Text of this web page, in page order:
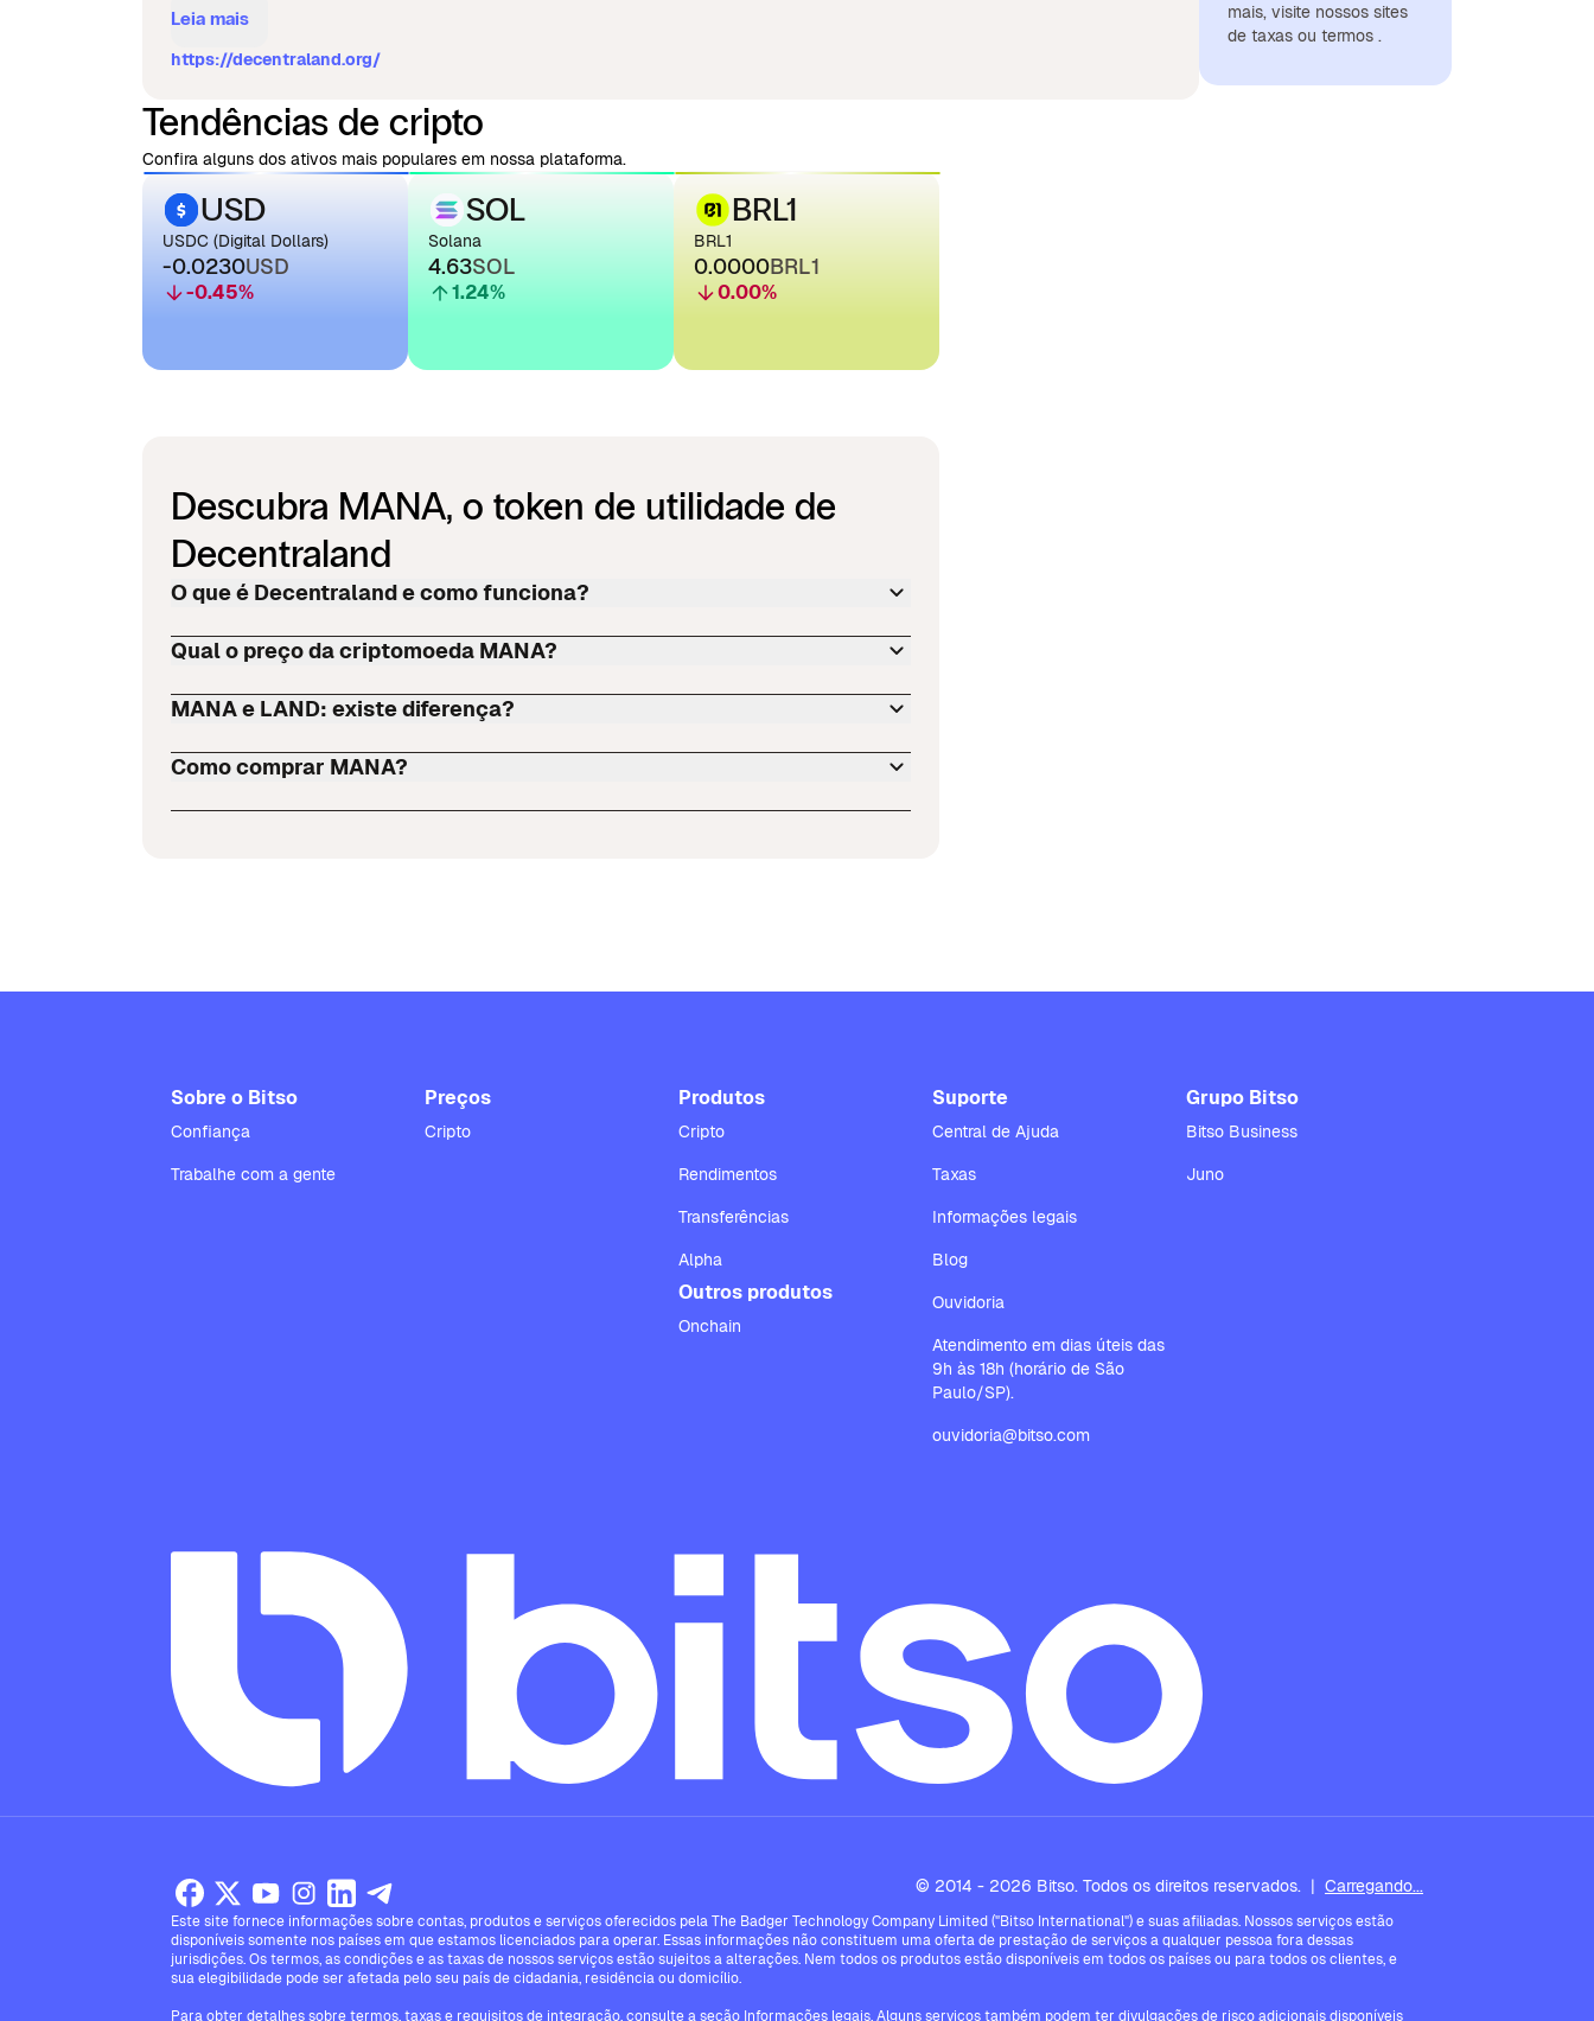
Leia mais
https://decentraland.org/
mais, visite nossos sites
de taxas ou termos .
Tendências de cripto
Confira alguns dos ativos mais populares em nossa plataforma.
USD
USDC (Digital Dollars)
-0.0230USD
-0.45%
SOL
Solana
4.63SOL
1.24%
BRL1
BRL1
0.0000BRL1
0.00%
Descubra MANA, o token de utilidade de
Decentraland
O que é Decentraland e como funciona?
Qual o preço da criptomoeda MANA?
MANA e LAND: existe diferença?
Como comprar MANA?
Sobre o Bitso
Confiança
Trabalhe com a gente
Preços
Cripto
Produtos
Cripto
Rendimentos
Transferências
Alpha
Outros produtos
Onchain
Suporte
Central de Ajuda
Taxas
Informações legais
Blog
Ouvidoria
Atendimento em dias úteis das
9h às 18h (horário de São
Paulo/SP).
ouvidoria@bitso.com
Grupo Bitso
Bitso Business
Juno
© 2014 - 2026 Bitso. Todos os direitos reservados. | Carregando...
Este site fornece informações sobre contas, produtos e serviços oferecidos pela The Badger Technology Company Limited ("Bitso International") e suas afiliadas. Nossos serviços estão
disponíveis somente nos países em que estamos licenciados para operar. Essas informações não constituem uma oferta de prestação de serviços a qualquer pessoa fora dessas
jurisdições. Os termos, as condições e as taxas de nossos serviços estão sujeitos a alterações. Nem todos os produtos estão disponíveis em todos os países ou para todos os clientes, e
sua elegibilidade pode ser afetada pelo seu país de cidadania, residência ou domicílio.
Para obter detalhes sobre termos, taxas e requisitos de integração, consulte a seção Informações legais. Alguns serviços também podem ter divulgações de risco adicionais disponíveis